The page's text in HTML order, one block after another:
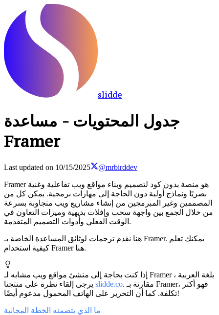
slidde
جدول المحتويات - مساعدة
Framer
Last updated on 10/15/2025 @mrbirddev
Framer هو منصة بدون كود لتصميم وبناء مواقع ويب تفاعلية وغنية
بصريًا ونماذج أولية دون الحاجة إلى مهارات برمجية. يمكن كل من
المصممين وغير المبرمجين من إنشاء مشاريع ويب متجاوبة بسرعة
من خلال الجمع بين واجهة سحب وإفلات بديهية وميزات التعاون في
الوقت الفعلي وأدوات التصميم المتقدمة.
هنا نقدم ترجمات لوثائق المساعدة الخاصة بـ Framer. يمكنك تعلم
كيفية استخدام Framer هنا.
إذا كنت بحاجة إلى منشئ مواقع ويب مشابه لـ Framer بلغة العربية ،
slidde.co. مقارنة بـ Framer، فهو أكثر
تكلفة. كما أن التحرير على الهاتف المحمول مدعوم أيضًا!
ما الذي يتضمنه الخطة المجانية